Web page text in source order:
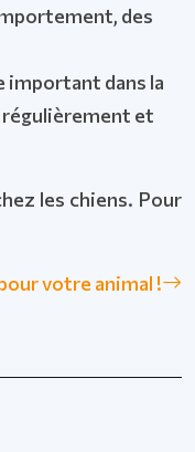
des
important dans la
régulièrement et
les chiens. Pour
votre animal !